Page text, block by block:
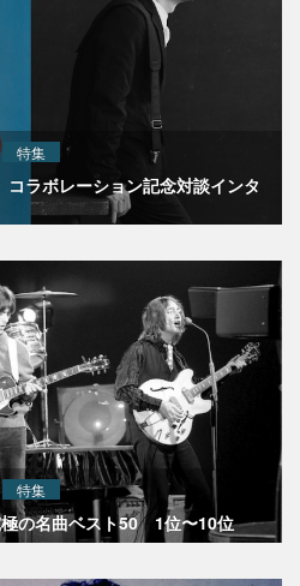
特集
ラボレーション記念対談インタ
特集
の名曲ベスト50 1位〜10位